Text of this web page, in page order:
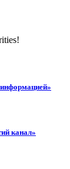
канал»